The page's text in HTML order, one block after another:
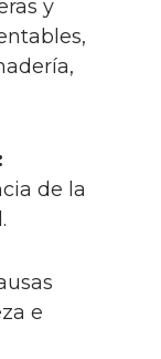
y
de la
e